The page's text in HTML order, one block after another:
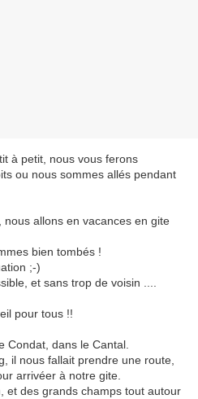
à petit, nous vous ferons
ou nous sommes allés pendant
allons en vacances en gite
bien tombés !
;-)
et sans trop de voisin ....
pour tous !!
Condat, dans le Cantal.
il nous fallait prendre une route,
arrivéer à notre gite.
et des grands champs tout autour